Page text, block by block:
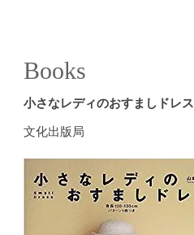
Books
小さなレディのおすましドレス
文化出版局